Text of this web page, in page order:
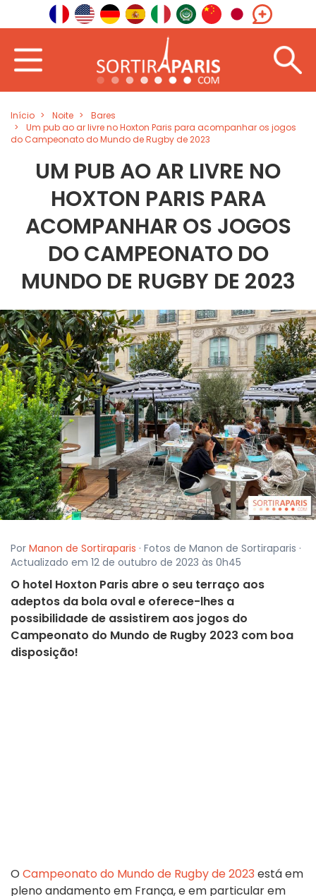
Início Noite
Bares
Um pub ao ar livre no Hoxton Paris para acompanhar os jogos
do Campeonato do Mundo de Rugby de 2023
UM PUB AO AR LIVRE NO
HOXTON PARIS PARA
ACOMPANHAR OS JOGOS
DO CAMPEONATO DO
MUNDO DE RUGBY DE 2023
Por Manon de Sortiraparis · Fotos de Manon de Sortiraparis ·
Actualizado em 12 de outubro de 2023 às 0h45
O hotel Hoxton Paris abre o seu terraço aos
adeptos da bola oval e oferece-lhes a
possibilidade de assistirem aos jogos do
Campeonato do Mundo de Rugby 2023 com boa
disposição!
O Campeonato do Mundo de Rugby de 2023 está em
pleno andamento em França, e em particular em